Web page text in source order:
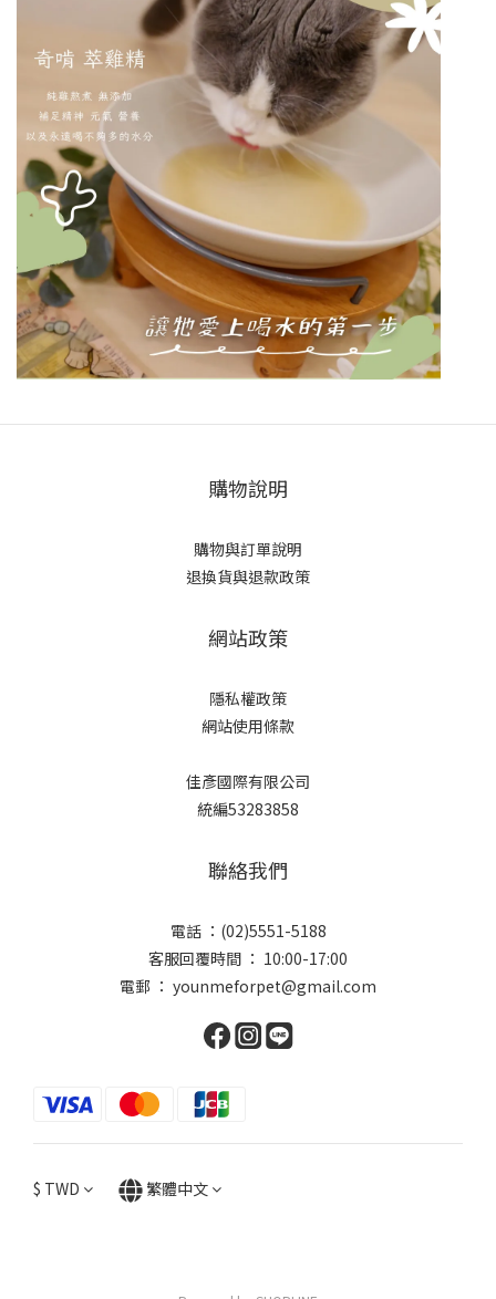
購物說明
購物與訂單說明
退換貨與退款政策
網站政策
隱私權政策
網站使用條款
佳彥國際有限公司
統編53283858
聯絡我們
電話 ：(02)5551-5188
客服回覆時間 ： 10:00-17:00
電郵 ： younmeforpet@gmail.com
$ TWD 繁體中文